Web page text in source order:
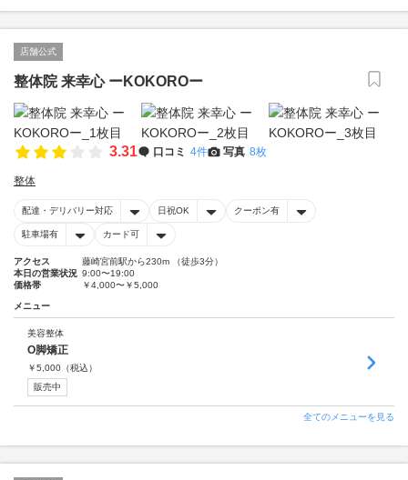
店舗公式
整体院 来幸心 ーKOKOROー
3.31 口コミ 4件 写真 8枚
整体
配達・デリバリー対応 日祝OK クーポン有
駐車場有 カード可
アクセス
藤崎宮前駅から230m （徒歩3分）
本日の営業状況 9:00〜19:00
価格帯
￥4,000〜￥5,000
メニュー
美容整体
O脚矯正
￥5,000 （税込）
販売中
全てのメニューを見る